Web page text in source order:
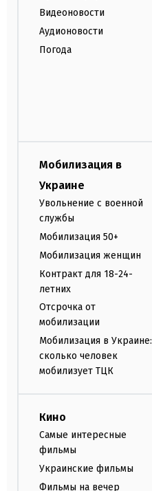
Видеоновости
Аудионовости
Погода
Мобилизация в
Украине
Увольнение с военной
службы
Мобилизация 50+
Мобилизация женщин
Контракт для 18-24-
летних
Отсрочка от
мобилизации
Мобилизация в Украине:
сколько человек
мобилизует ТЦК
Кино
Самые интересные
фильмы
Украинские фильмы
Фильмы на вечер